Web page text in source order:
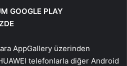
GOOGLE PLAY
AppGallery üzerinden
telefonlarla diğer Android